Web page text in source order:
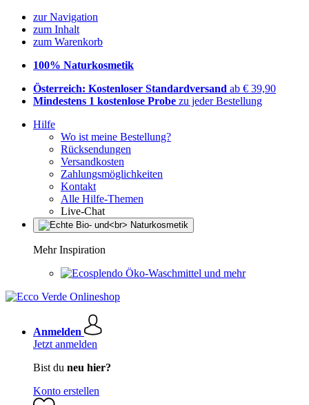
zur Navigation
zum Inhalt
zum Warenkorb
100% Naturkosmetik
Österreich: Kostenloser Standardversand ab € 39,90
Mindestens 1 kostenlose Probe zu jeder Bestellung
Hilfe
Wo ist meine Bestellung?
Rücksendungen
Versandkosten
Zahlungsmöglichkeiten
Kontakt
Alle Hilfe-Themen
Live-Chat
Mehr Inspiration
Öko-Waschmittel und mehr
Anmelden
Jetzt anmelden
Bist du neu hier?
Konto erstellen